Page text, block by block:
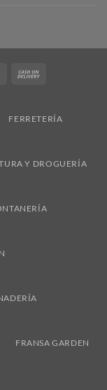
MasterCard
FERRETERÍA
Y DROGUERÍA
FRANSA GARDEN